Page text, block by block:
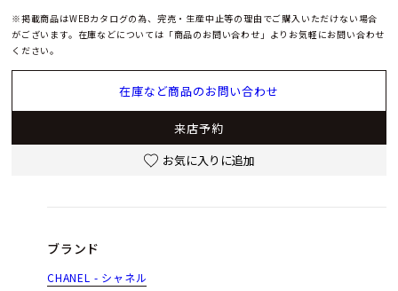
※掲載商品はWEBカタログの為、完売・生産中止等の理由でご購入いただけない場合
がございます。在庫などについては「商品のお問い合わせ」よりお気軽にお問い合わせ
ください。
在庫など商品のお問い合わせ
来店予約
お気に入りに追加
ブランド
CHANEL - シャネル